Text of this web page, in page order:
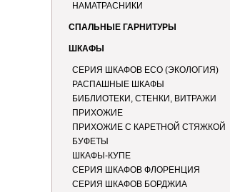
НАМАТРАСНИКИ
СПАЛЬНЫЕ ГАРНИТУРЫ
ШКАФЫ
СЕРИЯ ШКАФОВ ECO (ЭКОЛОГИЯ)
РАСПАШНЫЕ ШКАФЫ
БИБЛИОТЕКИ, СТЕНКИ, ВИТРАЖИ
ПРИХОЖИЕ
ПРИХОЖИЕ С КАРЕТНОЙ СТЯЖКОЙ
БУФЕТЫ
ШКАФЫ-КУПЕ
СЕРИЯ ШКАФОВ ФЛОРЕНЦИЯ
СЕРИЯ ШКАФОВ БОРДЖИА